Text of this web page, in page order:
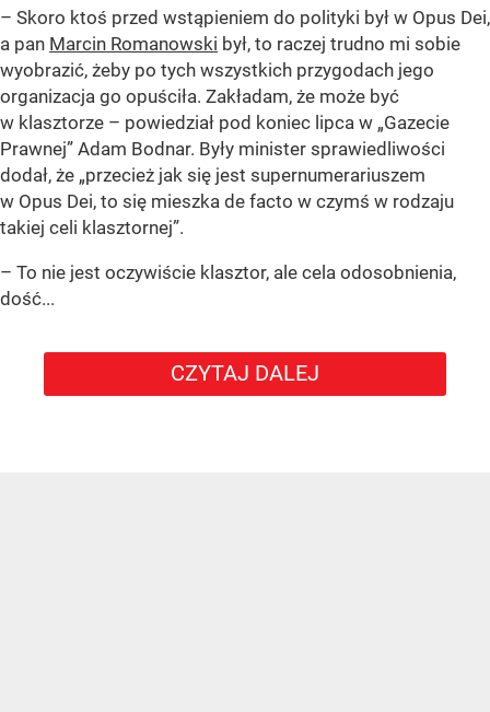
– Skoro ktoś przed wstąpieniem do polityki był w Opus Dei,
a pan Marcin Romanowski był, to raczej trudno mi sobie
wyobrazić, żeby po tych wszystkich przygodach jego
organizacja go opuściła. Zakładam, że może być
w klasztorze – powiedział pod koniec lipca w „Gazecie
Prawnej” Adam Bodnar. Były minister sprawiedliwości
dodał, że „przecież jak się jest supernumerariuszem
w Opus Dei, to się mieszka de facto w czymś w rodzaju
takiej celi klasztornej”.
– To nie jest oczywiście klasztor, ale cela odosobnienia,
dość...
CZYTAJ DALEJ